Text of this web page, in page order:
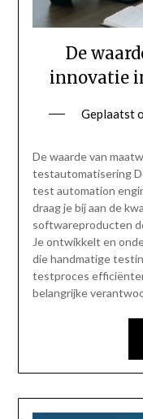
De
innovatie
Geplaatst
De waarde van
testautomatisering
test automation
draag je bij aan de
softwareproducten
Je ontwikkelt en
die handmatige
testproces
belangrijke